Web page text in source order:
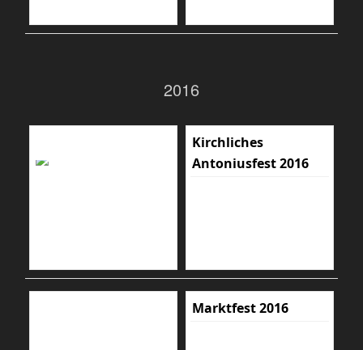
2016
Kirchliches
Antoniusfest 2016
Marktfest 2016